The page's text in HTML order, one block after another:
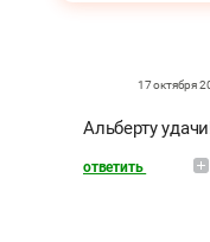
17 октября
Альберту
ответить